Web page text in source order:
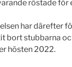
röstade för
har därefter
bort stubbarna
hösten 2022.